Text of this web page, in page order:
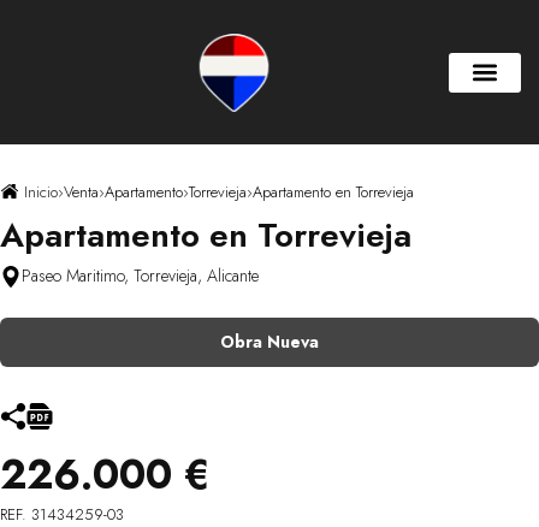
Inicio›Venta›Apartamento›Torrevieja›Apartamento en Torrevieja
Apartamento en Torrevieja
Paseo Maritimo, Torrevieja, Alicante
Obra Nueva
226.000 €
REF. 31434259-03